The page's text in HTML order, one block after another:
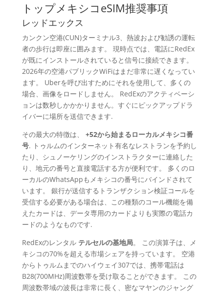
トップメキシコeSIM推奨事項
レッドエックス
カンクン空港(CUN)ターミナル3、熱波および勧誘の運転
者の歩行は即座に囲みます。 現時点では、電話にRedEx
が既にインストールされていると信号に接続できます。
2026年の空港パブリックWiFiはまだ非常に遅くなってい
ます。 Uberを呼び出すためにそれを使用して、多くの
場合、画像をロードしません。 RedExのアクティベーシ
ョンは数秒しかかかりません。すぐにピックアップドラ
イバーに場所を送信できます.
その最大の特徴は、 +52から始まるローカルメキシコ番
号. トゥルムのインターネット有名なレストランを予約し
たり、シュノーケリングのインストラクターに連絡した
り、地元の番号と直接電話する方が便利です。 多くのロ
ーカルのWhatsAppもメキシコの番号にバインドされて
います。 銀行が送信するトランザクション検証コールを
受信する必要がある場合は、この種類のコール機能を備
えたカードは、データ専用のカードよりも実際の電話カ
ードのようなものです.
RedExのレンタル テルセルの基地局。 この演算子は、メ
キシコの70%を超える市場シェアを持っています。 空港
からトゥルムまでのハイウェイ307では、携帯電話は
B28(700MHz)周波数帯を受け取ることができます。 この
周波数帯域の波長は非常に長く、密なマヤンのジャング